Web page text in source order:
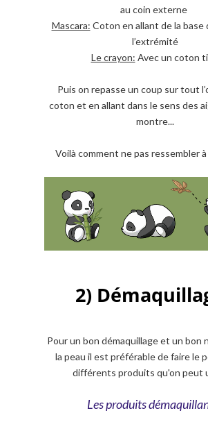
au coin externe
Mascara: Coton en allant de la base
l’extrémité
Le crayon: Avec un coton
Puis on repasse un coup sur tout
coton et en allant dans le sens des
montre...
Voilà comment ne pas ressembler
2)
Pour un bon démaquillage et un bon
la peau il est préférable de faire le
différents produits qu'on peut
Les produits